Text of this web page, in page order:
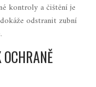
kontroly a čištění je
odstranit zubní